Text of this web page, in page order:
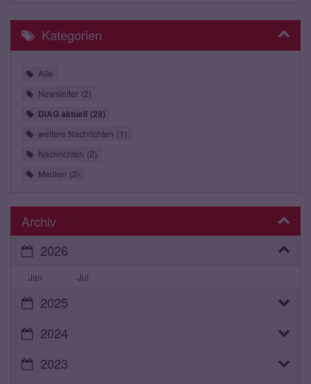
Kategorien
Alle
Newsletter 2
DIAG aktuell 29
weitere Nachrichten
1
Nachrichten 2
Medien 2
Archiv
2026
Jan Jul
2025
2024
2023